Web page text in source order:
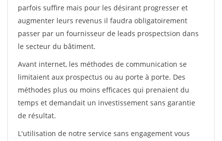
parfois suffire mais pour les désirant progresser et
augmenter leurs revenus il faudra obligatoirement
passer par un fournisseur de leads prospectsion dans
le secteur du bâtiment.
Avant internet, les méthodes de communication se
limitaient aux prospectus ou au porte à porte. Des
méthodes plus ou moins efficaces qui prenaient du
temps et demandait un investissement sans garantie
de résultat.
L'utilisation de notre service sans engagement vous